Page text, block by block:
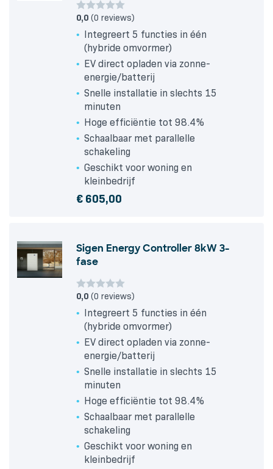
0,0 (0 reviews)
Integreert 5 functies in één
(hybride omvormer)
EV direct opladen via zonne-
energie/batterij
Snelle installatie in slechts 15
minuten
Hoge efficiëntie tot 98.4%
Schaalbaar met parallelle
schakeling
Geschikt voor woning en
kleinbedrijf
€ 605,00
Sigen Energy Controller 8kW 3-
fase
0,0 (0 reviews)
Integreert 5 functies in één
(hybride omvormer)
EV direct opladen via zonne-
energie/batterij
Snelle installatie in slechts 15
minuten
Hoge efficiëntie tot 98.4%
Schaalbaar met parallelle
schakeling
Geschikt voor woning en
kleinbedrijf